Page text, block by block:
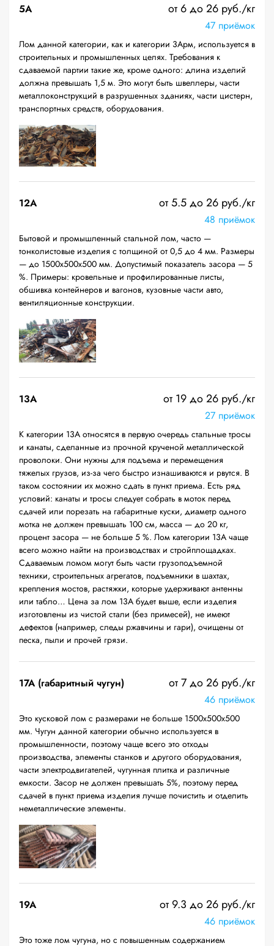
5А от 6 до 26 руб./кг
47 приёмок
Лом данной категории, как и категории 3Арм, используется в
строительных и промышленных целях. Требования к
сдаваемой партии такие же, кроме одного: длина изделий
должна превышать 1,5 м. Это могут быть швеллеры, части
металлоконструкций в разрушенных зданиях, части цистерн,
транспортных средств, оборудования.
12A от 5.5 до 26 руб./кг
48 приёмок
Бытовой и промышленный стальной лом, часто —
тонколистовые изделия с толщиной от 0,5 до 4 мм. Размеры
— до 1500х500х500 мм. Допустимый показатель засора — 5
%. Примеры: кровельные и профилированные листы,
обшивка контейнеров и вагонов, кузовные части авто,
вентиляционные конструкции.
13А от 19 до 26 руб./кг
27 приёмок
К категории 13А относятся в первую очередь стальные тросы
и канаты, сделанные из прочной крученой металлической
проволоки. Они нужны для подъема и перемещения
тяжелых грузов, из-за чего быстро изнашиваются и рвутся. В
таком состоянии их можно сдать в пункт приема. Есть ряд
условий: канаты и тросы следует собрать в моток перед
сдачей или порезать на габаритные куски, диаметр одного
мотка не должен превышать 100 см, масса — до 20 кг,
процент засора — не больше 5 %. Лом категории 13А чаще
всего можно найти на производствах и стройплощадках.
Сдаваемым ломом могут быть части грузоподъемной
техники, строительных агрегатов, подъемники в шахтах,
крепления мостов, растяжки, которые удерживают антенны
или табло… Цена за лом 13А будет выше, если изделия
изготовлены из чистой стали (без примесей), не имеют
дефектов (например, следы ржавчины и гари), очищены от
песка, пыли и прочей грязи.
17А (габаритный чугун) от 7 до 26 руб./кг
46 приёмок
Это кусковой лом с размерами не больше 1500х500х500
мм. Чугун данной категории обычно используется в
промышленности, поэтому чаще всего это отходы
производства, элементы станков и другого оборудования,
части электродвигателей, чугунная плитка и различные
емкости. Засор не должен превышать 5%, поэтому перед
сдачей в пункт приема изделия лучше почистить и отделить
неметаллические элементы.
19A от 9.3 до 26 руб./кг
46 приёмок
Это тоже лом чугуна, но с повышенным содержанием